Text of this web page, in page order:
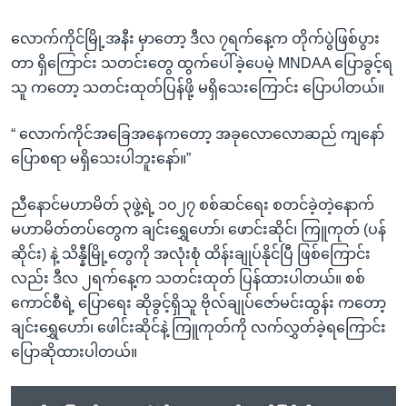
လောက်ကိုင်မြို့အနီး မှာတော့ ဒီလ ၇ရက်နေ့က တိုက်ပွဲဖြစ်ပွား
တာ ရှိကြောင်း သတင်းတွေ ထွက်ပေါ်ခဲ့ပေမဲ့ MNDAA ပြောခွင့်ရ
သူ ကတော့ သတင်းထုတ်ပြန်ဖို့ မရှိသေးကြောင်း ပြောပါတယ်။
“ လောက်ကိုင်အခြေအနေကတော့ အခုလောလောဆည် ကျနော်
ပြောစရာ မရှိသေးပါဘူးနော်။”
ညီနောင်မဟာမိတ် ၃ဖွဲ့ရဲ့ ၁၀၂၇ စစ်ဆင်ရေး စတင်ခဲ့တဲ့နောက်
မဟာမိတ်တပ်တွေက ချင်းရွှေဟော်၊ ဖောင်းဆိုင်၊ ကြူကုတ် (ပန်
ဆိုင်း) နဲ့ သိန္နီမြို့တွေကို အလုံးစုံ ထိန်းချုပ်နိုင်ပြီ ဖြစ်ကြောင်း
လည်း ဒီလ ၂ရက်နေ့က သတင်းထုတ် ပြန်ထားပါတယ်။ စစ်
ကောင်စီရဲ့ ပြောရေး ဆိုခွင့်ရှိသူ ဗိုလ်ချုပ်ဇော်မင်းထွန်း ကတော့
ချင်းရွှေဟော်၊ ဖေါင်းဆိုင်နဲ့ ကြူကုတ်ကို လက်လွှတ်ခဲ့ရကြောင်း
ပြောဆိုထားပါတယ်။